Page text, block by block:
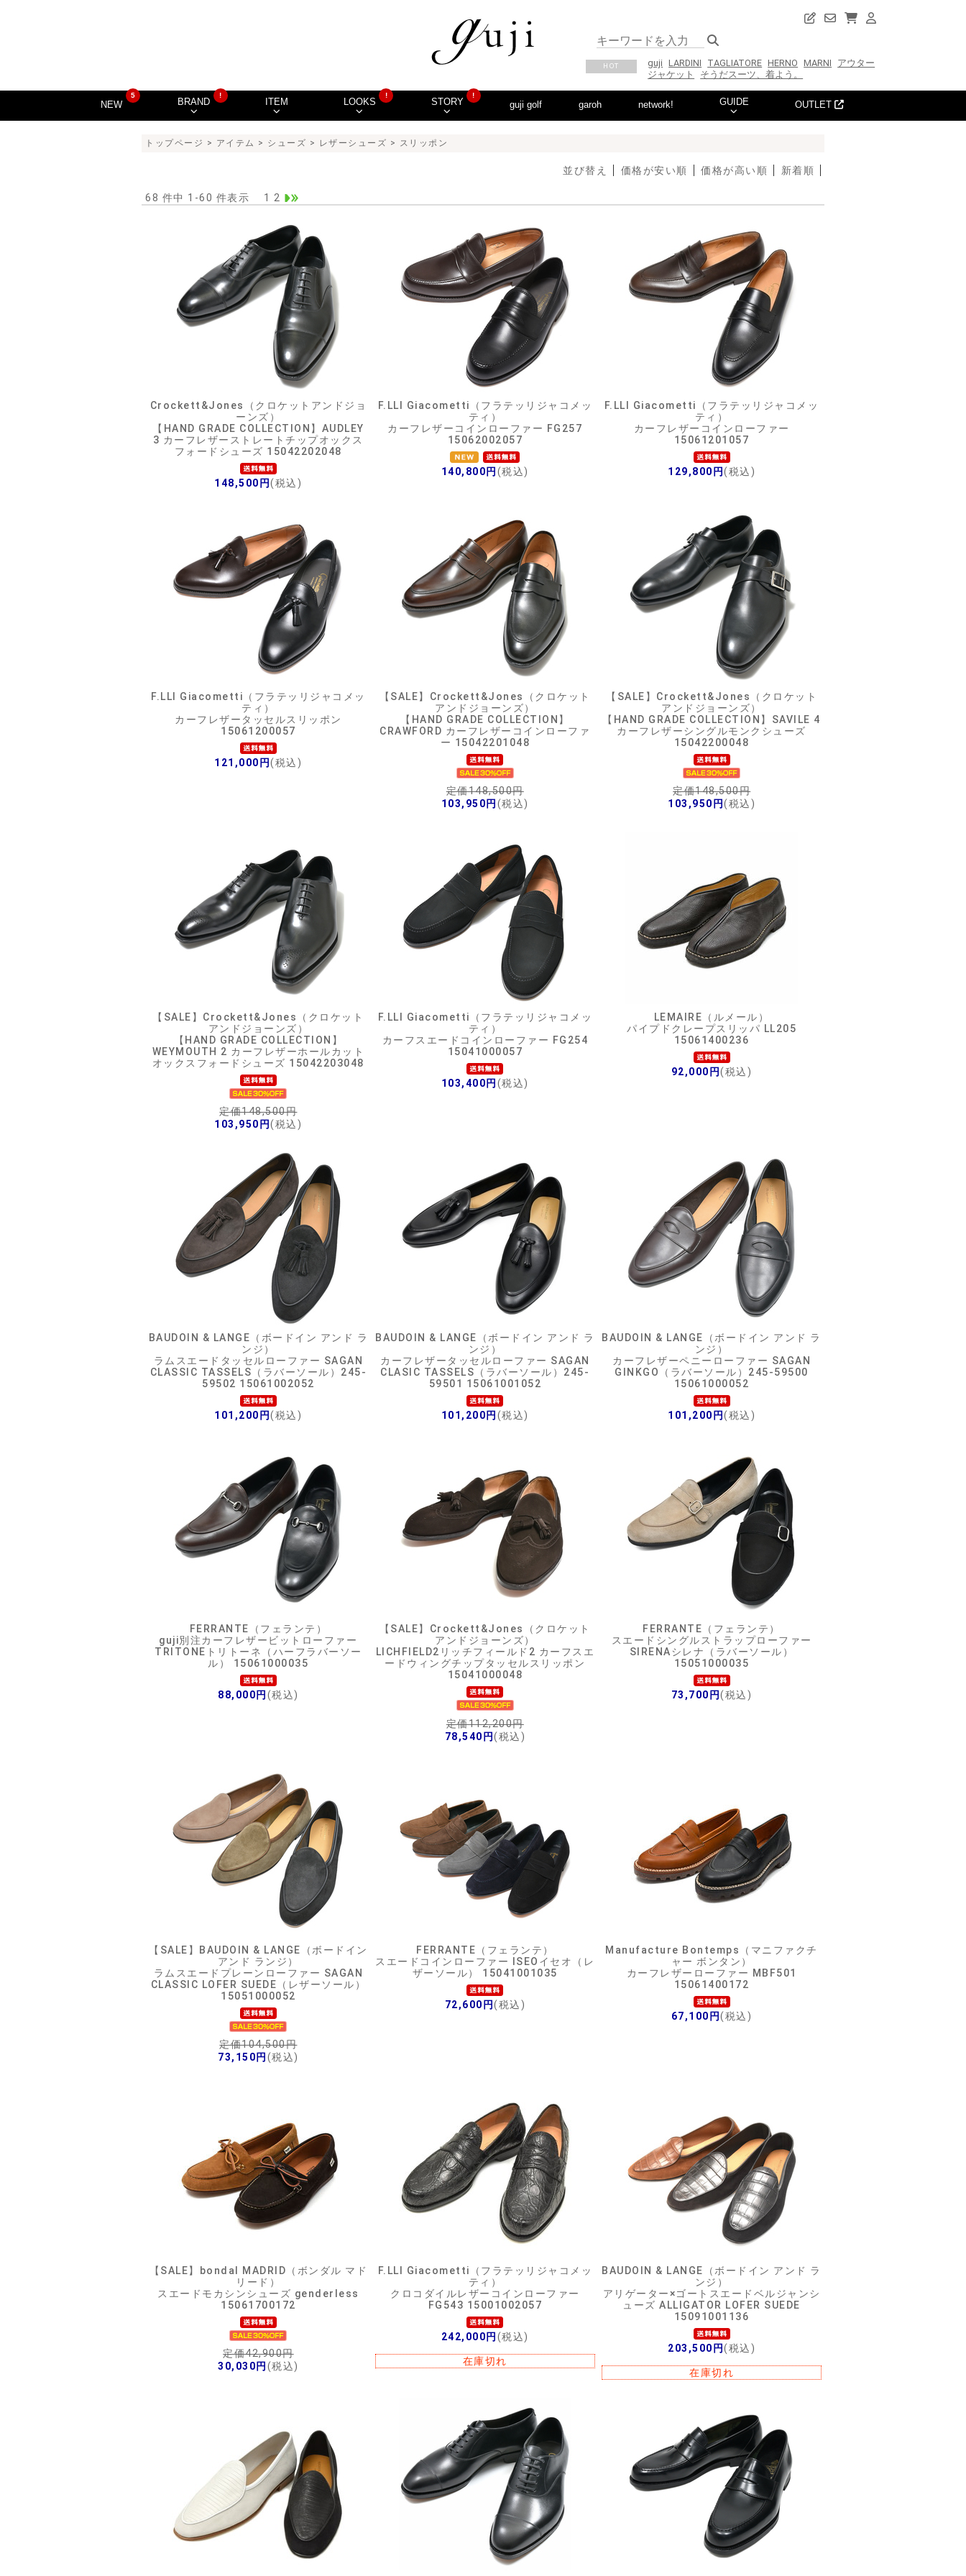
HOT guji LARDINI TAGLIATORE HERNO MARNI
アウター
ジャケット
そうだスーツ、着よう。
NEW
5
BRAND
!
ITEM LOOKS
!
STORY
!
guji golf garoh network! GUIDE OUTLET
トップページ > アイテム > シューズ > レザーシューズ > スリッポン
並び替え 価格が安い順 価格が高い順 新着順
68 件中 1-60 件表示 1 2
Crockett&Jones（クロケットアンドジョ
ーンズ）
【HAND GRADE COLLECTION】AUDLEY
3 カーフレザーストレートチップオックス
フォードシューズ 15042202048
148,500円(税込)
F.LLI Giacometti（フラテッリジャコメッ
ティ）
カーフレザーコインローファー FG257
15062002057
140,800円 (税込)
F.LLI Giacometti（フラテッリジャコメッ
ティ）
カーフレザーコインローファー
15061201057
129,800円(税込)
F.LLI Giacometti（フラテッリジャコメッ
ティ）
カーフレザータッセルスリッポン
15061200057
121,000円(税込)
【SALE】 Crockett&Jones（クロケット
アンドジョーンズ）
【HAND GRADE COLLECTION】
CRAWFORD カーフレザーコインローファ
ー 15042201048
定価148,500円
103,950円 (税込)
【SALE】 Crockett&Jones（クロケット
アンドジョーンズ）
【HAND GRADE COLLECTION】SAVILE 4
カーフレザーシングルモンクシューズ
15042200048
定価148,500円
103,950円(税込)
【SALE】 Crockett&Jones（クロケット
アンドジョーンズ）
【HAND GRADE COLLECTION】
WEYMOUTH 2 カーフレザーホールカット
オックスフォードシューズ 15042203048
定価148,500円
103,950円(税込)
F.LLI Giacometti（フラテッリジャコメッ
ティ）
カーフスエードコインローファー FG254
15041000057
103,400円 (税込)
LEMAIRE（ルメール）
パイプドクレープスリッパ LL205
15061400236
92,000円(税込)
BAUDOIN & LANGE（ボードイン アンド ラ
ンジ）
ラムスエードタッセルローファー SAGAN
CLASSIC TASSELS（ラバーソール）245-
59502 15061002052
101,200円(税込)
BAUDOIN & LANGE（ボードイン アンド ラ
ンジ）
カーフレザータッセルローファー SAGAN
CLASIC TASSELS（ラバーソール）245-
59501 15061001052
101,200円 (税込)
BAUDOIN & LANGE（ボードイン アンド ラ
ンジ）
カーフレザーペニーローファー SAGAN
GINKGO（ラバーソール）245-59500
15061000052
101,200円(税込)
FERRANTE（フェランテ）
guji別注カーフレザービットローファー
TRITONEトリトーネ（ハーフラバーソー
ル） 15061000035
88,000円 (税込)
【SALE】 Crockett&Jones（クロケット
アンドジョーンズ）
LICHFIELD2リッチフィールド2 カーフスエ
ードウィングチップタッセルスリッポン
15041000048
定価112,200円
78,540円(税込)
FERRANTE（フェランテ）
スエードシングルストラップローファー
SIRENAシレナ（ラバーソール）
15051000035
73,700円(税込)
【SALE】
BAUDOIN & LANGE（ボードイン
アンド ランジ）
ラムスエードプレーンローファー SAGAN
CLASSIC LOFER SUEDE（レザーソール）
15051000052
定価104,500円
73,150円 (税込)
FERRANTE（フェランテ）
スエードコインローファー ISEOイセオ（レ
ザーソール） 15041001035
72,600円(税込)
Manufacture Bontemps（マニファクチ
ャー ボンタン）
カーフレザーローファー MBF501
15061400172
67,100円(税込)
【SALE】
bondal MADRID（ボンダル マド
リード）
スエードモカシンシューズ genderless
15061700172
定価42,900円
30,030円 (税込)
F.LLI Giacometti（フラテッリジャコメッ
ティ）
クロコダイルレザーコインローファー
FG543 15001002057
242,000円 (税込)
在庫切れ
BAUDOIN & LANGE（ボードイン アンド ラ
ンジ）
アリゲーター×ゴートスエードベルジャンシ
ューズ ALLIGATOR LOFER SUEDE
15091001136
203,500円(税込)
在庫切れ